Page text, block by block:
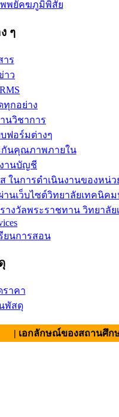
พพยัคฆภูมิพิสัย
ๆ
าร
าว
ทุกอย่าง
นวิชาการ
ฟอร์มต่างๆ
กันคุณภาพภายใน
านบัญชี
ในการดำเนินงานของหน่
เว็บไซต์วิทยาลัยเทคนิคม
างวัลพระราชทาน วิทยาลั
ยนการสอน
ราคา
พัสดุ
อกลักษณ์ของสถานศึกษา :